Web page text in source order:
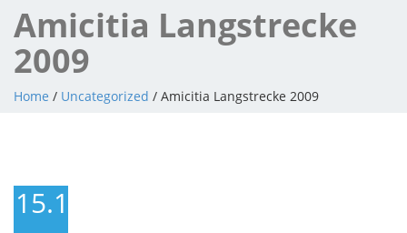
Amicitia Langstrecke
2009
Home / Uncategorized / Amicitia Langstrecke 2009
15.11.2009